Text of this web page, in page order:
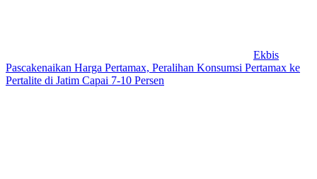
Ekbis
Pascakenaikan Harga Pertamax, Peralihan Konsumsi Pertamax ke
Pertalite di Jatim Capai 7-10 Persen